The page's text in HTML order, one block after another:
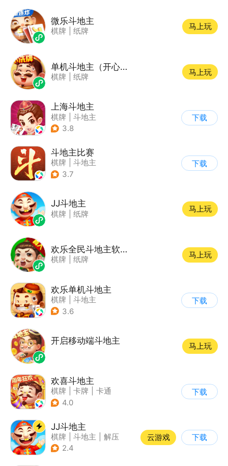
微乐斗地主
棋牌 纸牌
马上玩
单机斗地主（开心版）
棋牌 纸牌
马上玩
上海斗地主
棋牌
斗地主
3.8
下载
斗地主比赛
棋牌
斗地主
3.7
下载
JJ斗地主
棋牌 纸牌
马上玩
欢乐全民斗地主软件 V1.0.0
棋牌 纸牌
马上玩
欢乐单机斗地主
棋牌
斗地主
3.6
下载
开启移动端斗地主
马上玩
欢喜斗地主
棋牌 卡牌
卡通
| 斗地主
4.0
下载
JJ斗地主
棋牌 斗地主
解压
| 清新
2.4
云游戏 下载